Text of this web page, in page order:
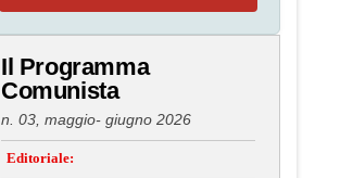
Il Programma
Comunista
n. 03, maggio- giugno 2026
Editoriale: